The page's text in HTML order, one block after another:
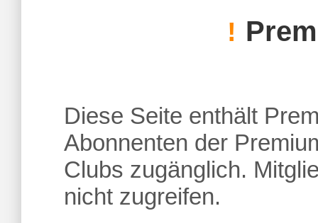
!
Diese Seite enthält
Abonnenten der
Clubs zugänglich.
nicht zugreifen.